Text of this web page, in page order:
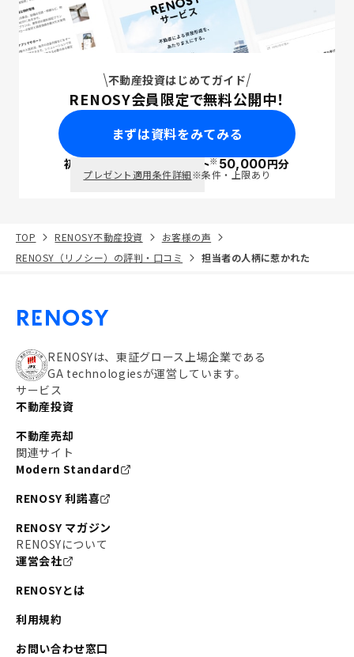
不動産投資はじめてガイド
RENOSY会員限定で無料公開中！
まずは資料をみてみる
初回面談で ポイント※50,000円分
プレゼント適用条件詳細※条件・上限あり
TOP RENOSY不動産投資
お客様の声
RENOSY（リノシー）の評判・口コミ
担当者の人柄に惹かれた
RENOSYは、東証グロース上場企業である
GA technologiesが運営しています。
サービス
不動産投資
不動産売却
関連サイト
Modern Standard
RENOSY 利諾喜
RENOSY マガジン
RENOSYについて
運営会社
RENOSYとは
利用規約
お問い合わせ窓口